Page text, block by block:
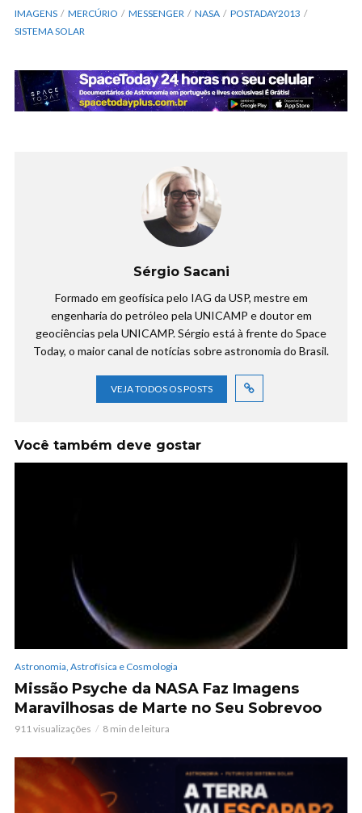
IMAGENS MERCÚRIO MESSENGER NASA
POSTADAY2013
SISTEMA SOLAR
Sérgio Sacani
Formado em geofísica pelo IAG da USP, mestre em
engenharia do petróleo pela UNICAMP e doutor em
geociências pela UNICAMP. Sérgio está à frente do Space
Today, o maior canal de notícias sobre astronomia do Brasil.
VEJA TODOS OS POSTS
Você também deve gostar
Astronomia, Astrofísica e Cosmologia
Missão Psyche da NASA Faz Imagens
Maravilhosas de Marte no Seu Sobrevoo
911 visualizações 8 min de leitura